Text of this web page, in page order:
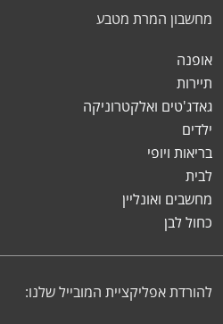
מחשבון המרת מטבע
אופנה
תיירות
גאדג'טים ואלקטרוניקה
ילדים
בריאות ויופי
לבית
מחשבים ואונליין
כחול לבן
להורדת אפליקציית המובייל שלנו: